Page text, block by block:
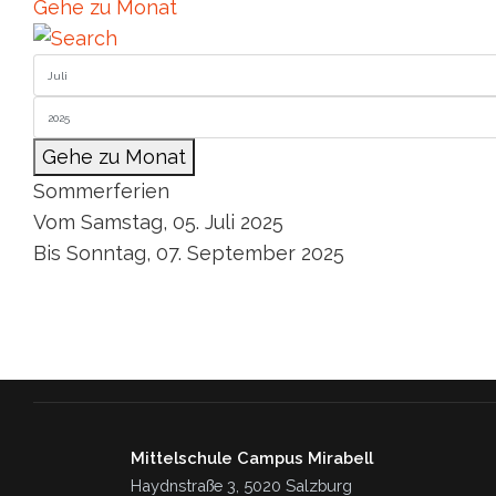
Gehe zu Monat
Gehe zu Monat
Sommerferien
Vom Samstag, 05. Juli 2025
Bis Sonntag, 07. September 2025
Mittelschule Campus Mirabell
Haydnstraße 3, 5020 Salzburg